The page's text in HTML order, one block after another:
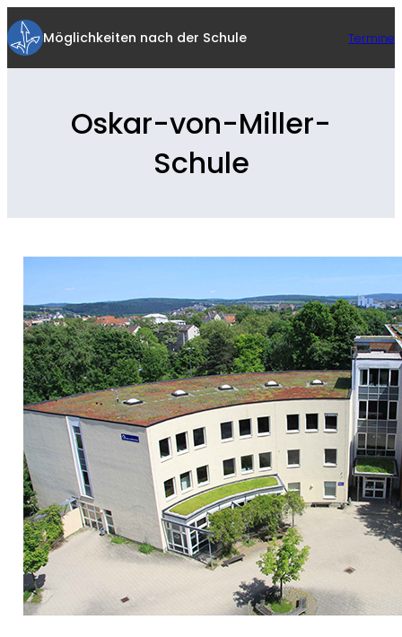
Zum
Inhalt
springen
Möglichkeiten nach der Schule Termine
Oskar-von-Miller-
Schule